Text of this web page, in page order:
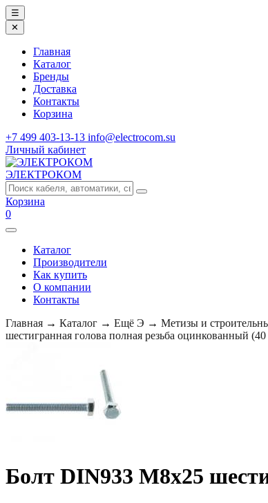
☰
✕
Главная
Каталог
Бренды
Доставка
Контакты
Корзина
+7 499 403-13-13 info@electrocom.su
Личный кабинет
ЭЛЕКТРОКОМ
Корзина
0
Каталог
Производители
Как купить
О компании
Контакты
Главная → Каталог → Ещё Э → Метизы и
шестигранная голова полная резьба оцинкованный
Болт DIN933 М8х25